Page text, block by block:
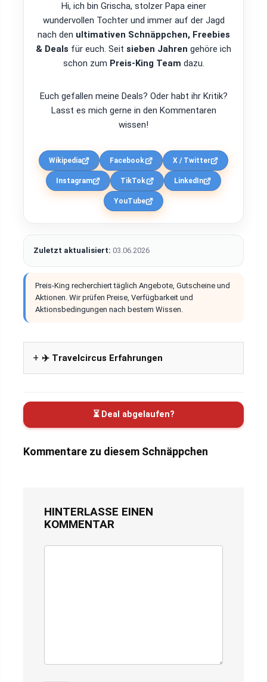
Hi, ich bin Grischa, stolzer Papa einer
wundervollen Tochter und immer auf der Jagd
nach den ultimativen Schnäppchen, Freebies
& Deals für euch. Seit sieben Jahren gehöre ich
schon zum Preis-King Team dazu.
Euch gefallen meine Deals? Oder habt ihr Kritik?
Lasst es mich gerne in den Kommentaren
wissen!
Wikipedia Facebook X / Twitter
Instagram TikTok LinkedIn
YouTube
Zuletzt aktualisiert: 03.06.2026
Preis-King recherchiert täglich Angebote, Gutscheine und
Aktionen. Wir prüfen Preise, Verfügbarkeit und
Aktionsbedingungen nach bestem Wissen.
✈️ Travelcircus Erfahrungen
⏳ Deal abgelaufen?
Kommentare zu diesem Schnäppchen
HINTERLASSE EINEN
KOMMENTAR